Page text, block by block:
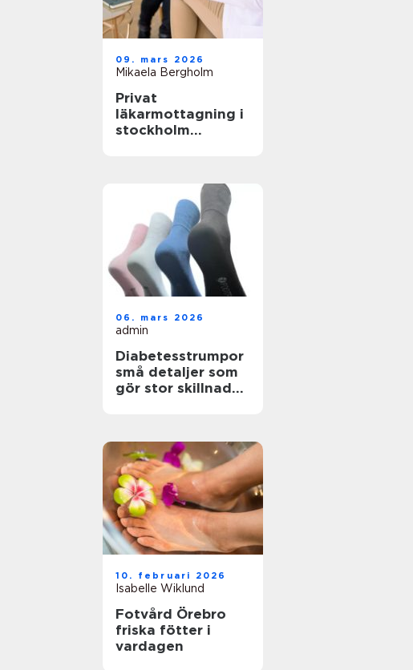
09. mars 2026
Mikaela Bergholm
Privat
läkarmottagning i
stockholm
06. mars 2026
admin
Diabetesstrumpor
små detaljer som
gör stor skillnad
10. februari 2026
Isabelle Wiklund
Fotvård Örebro
friska fötter i
vardagen